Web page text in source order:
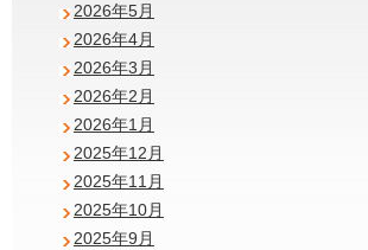
2026年5月
2026年4月
2026年3月
2026年2月
2026年1月
2025年12月
2025年11月
2025年10月
2025年9月